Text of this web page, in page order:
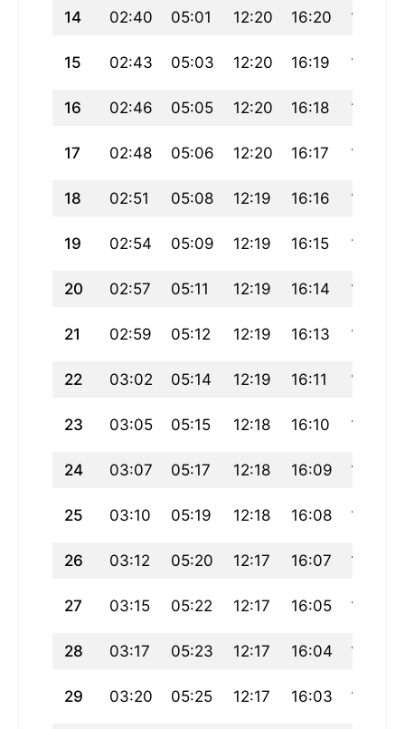
14 02:40 05:01 12:20 16:20 19:39
15 02:43 05:03 12:20 16:19 19:37
16 02:46 05:05 12:20 16:18 19:35
17 02:48 05:06 12:20 16:17 19:33
18 02:51 05:08 12:19 16:16 19:31
19 02:54 05:09 12:19 16:15 19:29
20 02:57 05:11 12:19 16:14 19:27
21 02:59 05:12 12:19 16:13 19:25
22 03:02 05:14 12:19 16:11 19:23
23 03:05 05:15 12:18 16:10 19:21
24 03:07 05:17 12:18 16:09 19:19
25 03:10 05:19 12:18 16:08 19:17
26 03:12 05:20 12:17 16:07 19:15
27 03:15 05:22 12:17 16:05 19:13
28 03:17 05:23 12:17 16:04 19:10
29 03:20 05:25 12:17 16:03 19:08